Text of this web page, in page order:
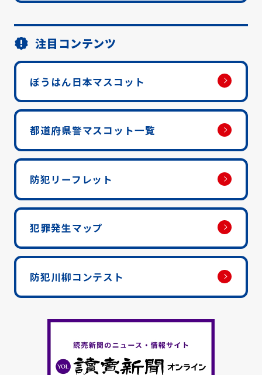
注目コンテンツ
ぼうはん日本マスコット
都道府県警マスコット一覧
防犯リーフレット
犯罪発生マップ
防犯川柳コンテスト